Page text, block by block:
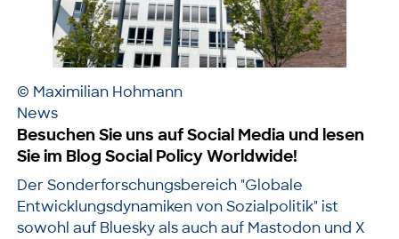
© Maximilian Hohmann
News
Besuchen Sie uns auf Social Media und lesen
Sie im Blog Social Policy Worldwide!
Der Sonderforschungsbereich "Globale
Entwicklungsdynamiken von Sozialpolitik" ist
sowohl auf Bluesky als auch auf Mastodon und X